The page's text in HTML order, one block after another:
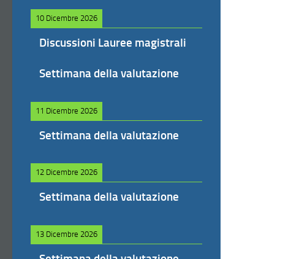
10 Dicembre 2026
Discussioni Lauree magistrali
Settimana della valutazione
11 Dicembre 2026
Settimana della valutazione
12 Dicembre 2026
Settimana della valutazione
13 Dicembre 2026